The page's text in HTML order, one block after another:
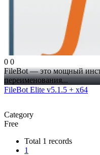
0 0
FileBot — это мощный
переименования...
FileBot Elite v5.1.5 + x64
Category
Free
Total 1 records
1